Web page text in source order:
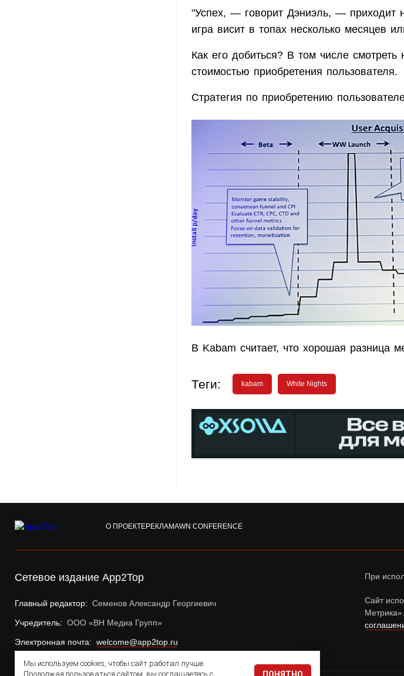
"Успех, — говорит Дэниэль, — приходит
игра висит в топах несколько месяцев
Как его добиться? В том числе
стоимостью приобретения пользователя.
Стратегия по приобретению
В Kabam считает, что хорошая
Теги: kabam White Nights
О ПРОЕКТЕРЕКЛАМАWN CONFERENCE
Сетевое издание App2Top
Главный редактор: Семенов Александр Георгиевич
Учредитель: ООО «ВН Медиа Групп»
Электронная почта: welcome@app2top.ru
При
Сайт
Мы используем cookies, чтобы сайт работал лучше.
Продолжая пользоваться сайтом, вы соглашаетесь с